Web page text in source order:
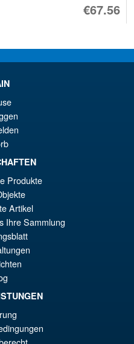
€67.56
Legacy G2
Cloudcover
40th
Nemesis Prime
Produkte
Artikel
Ihre Sammlung